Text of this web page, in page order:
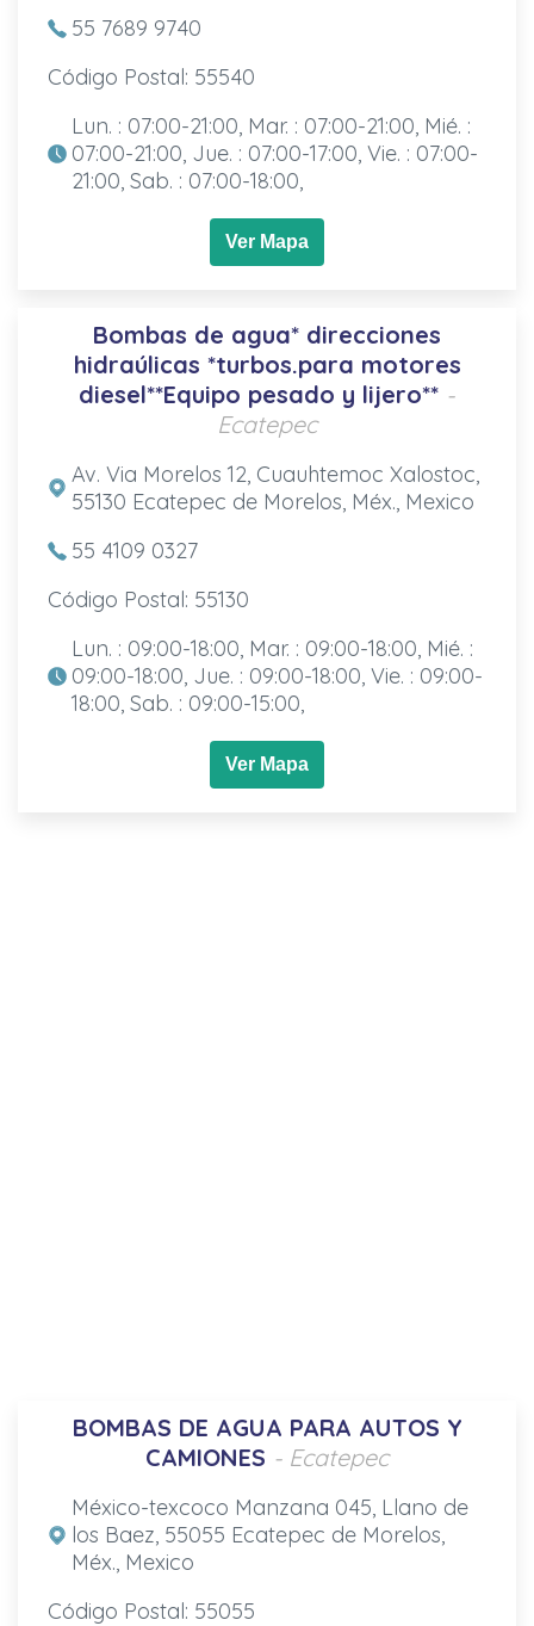
55 7689 9740
Código Postal: 55540
Lun. : 07:00-21:00, Mar. : 07:00-21:00, Mié. :
07:00-21:00, Jue. : 07:00-17:00, Vie. : 07:00-
21:00, Sab. : 07:00-18:00,
Ver Mapa
Bombas de agua* direcciones
hidraúlicas *turbos.para motores
diesel**Equipo pesado y lijero** -
Ecatepec
Av. Via Morelos 12, Cuauhtemoc Xalostoc,
55130 Ecatepec de Morelos, Méx., Mexico
55 4109 0327
Código Postal: 55130
Lun. : 09:00-18:00, Mar. : 09:00-18:00, Mié. :
09:00-18:00, Jue. : 09:00-18:00, Vie. : 09:00-
18:00, Sab. : 09:00-15:00,
Ver Mapa
BOMBAS DE AGUA PARA AUTOS Y
CAMIONES - Ecatepec
México-texcoco Manzana 045, Llano de
los Baez, 55055 Ecatepec de Morelos,
Méx., Mexico
Código Postal: 55055